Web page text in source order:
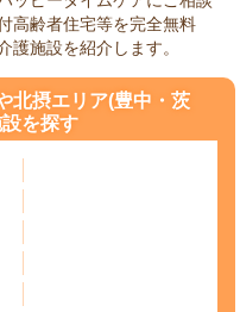
高齢者住宅等を完全無料
護施設を紹介します。
北摂エリア(豊中・茨
を探す